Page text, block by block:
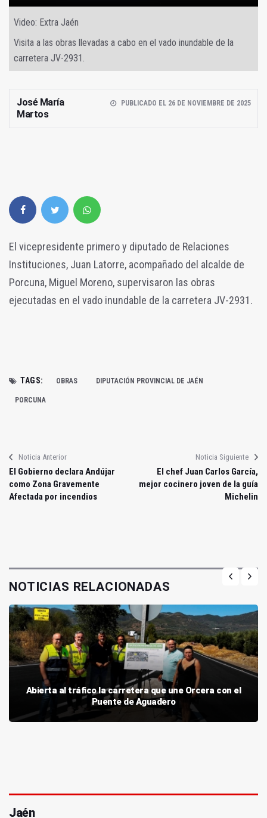
Video: Extra Jaén
Visita a las obras llevadas a cabo en el vado inundable de la
carretera JV-2931.
José María
Martos
PUBLICADO EL 26 DE NOVIEMBRE DE 2025
El vicepresidente primero y diputado de Relaciones
Instituciones, Juan Latorre, acompañado del alcalde de
Porcuna, Miguel Moreno, supervisaron las obras
ejecutadas en el vado inundable de la carretera JV-2931.
TAGS: OBRAS DIPUTACIÓN PROVINCIAL DE JAÉN
PORCUNA
Noticia Anterior
El Gobierno declara Andújar
como Zona Gravemente
Afectada por incendios
Noticia Siguiente
El chef Juan Carlos García,
mejor cocinero joven de la guía
Michelin
NOTICIAS RELACIONADAS
Abierta al tráfico la carretera que une Orcera con el
Puente de Aguadero
Jaén